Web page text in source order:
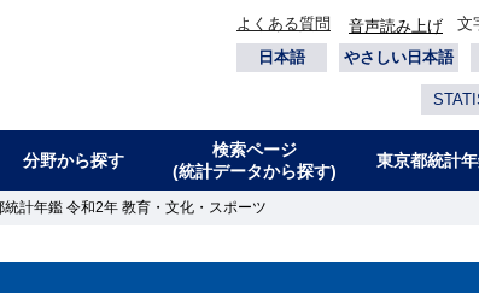
よくある質問 音声読み上げ 文
日本語
やさしい日本語
分野から探す
検索ページ
(統計データから探す)
東京都統計
統計年鑑 令和2年 教育・文化・スポーツ